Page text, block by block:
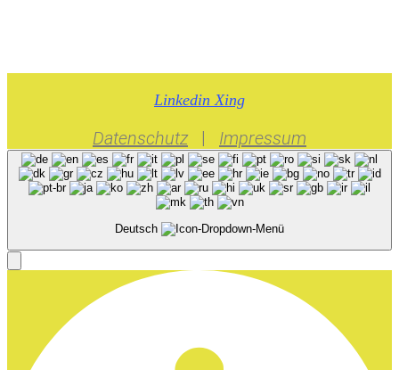
Linkedin Xing
Datenschutz| Impressum
Deutsch